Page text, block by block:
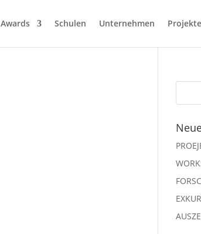
Awards Schulen Unternehmen Projekte